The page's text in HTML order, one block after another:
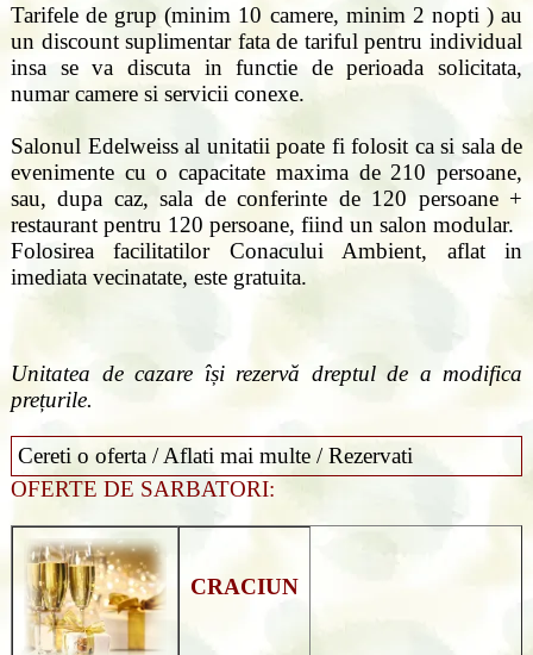
Tarifele de grup (minim 10 camere, minim 2 nopti ) au
un discount suplimentar fata de tariful pentru individual
insa se va discuta in functie de perioada solicitata,
numar camere si servicii conexe.
Salonul Edelweiss al unitatii poate fi folosit ca si sala de
evenimente cu o capacitate maxima de 210 persoane,
sau, dupa caz, sala de conferinte de 120 persoane +
restaurant pentru 120 persoane, fiind un salon modular.
Folosirea facilitatilor Conacului Ambient, aflat in
imediata vecinatate, este gratuita.
Unitatea de cazare își rezervă dreptul de a modifica
prețurile.
Cereti o oferta / Aflati mai multe / Rezervati
OFERTE DE SARBATORI:
CRACIUN